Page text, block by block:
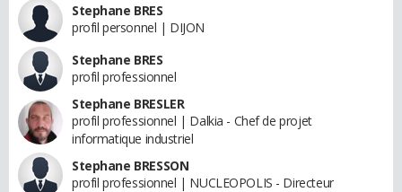
Stephane BRES
profil personnel | DIJON
Stephane BRES
profil professionnel
Stephane BRESLER
profil professionnel | Dalkia - Chef de projet
informatique industriel
Stephane BRESSON
profil professionnel | NUCLEOPOLIS - Directeur